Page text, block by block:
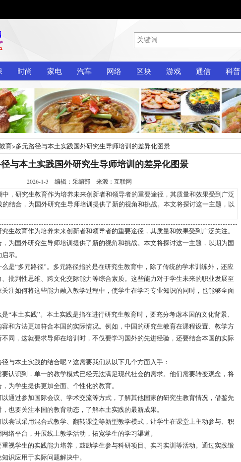
时尚 家电 汽车 网络 区块 游戏 通信 科普
育>多元路径与本土实践国外研究生导师培训的差异化图景
与本土实践国外研究生导师培训的差异化图景
2026-1-3 编辑：采编部 来源：互联网
研究生教育作为培养未来创新者和领导者的重要途径，其质量和效果受到广泛
结合，为国外研究生导师培训提供了新的视角和挑战。本文将探讨这一主题，以
生教育作为培养未来创新者和领导者的重要途径，其质量和效果受到广泛关注。
为国外研究生导师培训提供了新的视角和挑战。本文将探讨这一主题，以期为国
示。
是“多元路径”。多元路径指的是在研究生教育中，除了传统的学术训练外，还应
批判性思维、跨文化交际能力等综合素质。这些能力对于学生未来的职业发展至
注如何将这些能力融入教学过程中，使学生在学习专业知识的同时，也能够全面
“本土实践”。本土实践是指在进行研究生教育时，要充分考虑本国的文化背景、
和方法更加符合本国的实际情况。例如，中国的研究生教育在课程设置、教学方
同，这就要求导师在培训时，不仅要学习国外的先进经验，还要结合本国的实际
与本土实践的结合呢？这需要我们从以下几个方面入手：
要认识到，单一的教学模式已经无法满足现代社会的需求。他们需要转变观念，将
为学生提供更加全面、个性化的教育。
通过参加国际会议、学术交流等方式，了解其他国家的研究生教育情况，借鉴先
也要关注本国的教育动态，了解本土实践的最新成果。
尝试采用混合式教学、翻转课堂等新型教学模式，让学生在课堂上主动参与、积
络平台，开展线上教学活动，拓宽学生的学习渠道。
视学生的实践能力培养，鼓励学生参与科研项目、实习实训等活动。通过实践锻
识应用于实际问题解决中。